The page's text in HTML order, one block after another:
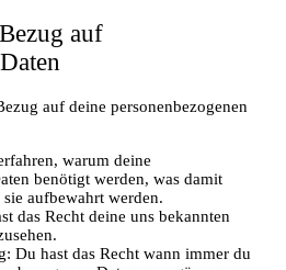
auf
auf deine personenbezogenen
warum deine
benötigt werden, was damit
aufbewahrt werden.
das Recht deine uns bekannten
Du hast das Recht wann immer du